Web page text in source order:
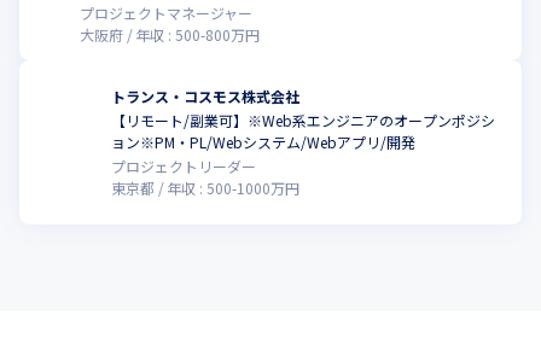
プロジェクトマネージャー
大阪府
年収 :500-800万円
トランス・コスモス株式会社
【リモート/副業可】※Web系エンジニアのオープンポジシ
ョン※PM・PL/Webシステム/Webアプリ/開発
プロジェクトリーダー
東京都
年収 :500-1000万円